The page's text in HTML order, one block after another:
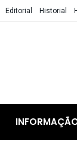
Editorial Historial